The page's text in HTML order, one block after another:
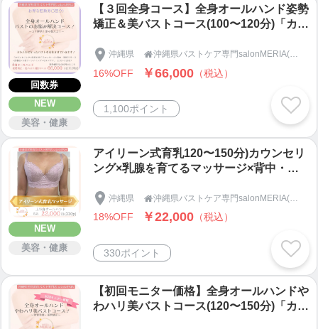
回数券
NEW
美容・健康
【３回全身コース】全身オールハンド姿勢
矯正＆美バストコース(100〜120分)「カウ
中・筋膜リリース×食事法×下着フィッテ
ィング×セルフケア」沖縄県宜野湾市バス
沖縄県  沖縄県バストケア専門salonMERIA(サロンメリア)
16%OFF ￥66,000 （税込）
1,100ポイント
NEW
美容・健康
アイリーン式育乳120〜150分)カウンセリ
ング×乳腺を育てるマッサージ×背中・筋
ケア」沖縄県宜野湾市バストケア専門Sal
onMERIA(サロンメリア)
沖縄県 
18%OFF ￥22,000 （税込）
330ポイント
【初回モニター価格】全身オールハンドや
わハリ美バストコース(120〜150分)「カウ